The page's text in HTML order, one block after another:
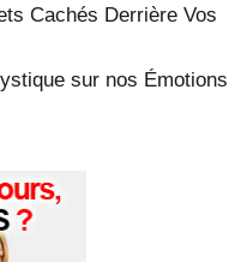
Cachés Derrière Vos
sur nos Émotions